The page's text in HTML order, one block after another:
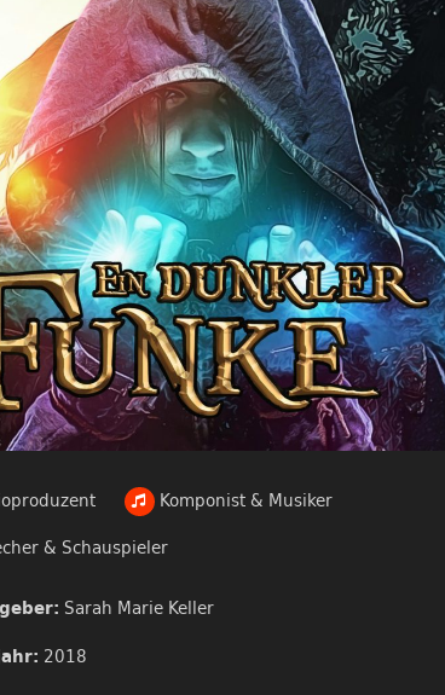
Komponist & Musiker
& Schauspieler
Sarah Marie Keller
2018